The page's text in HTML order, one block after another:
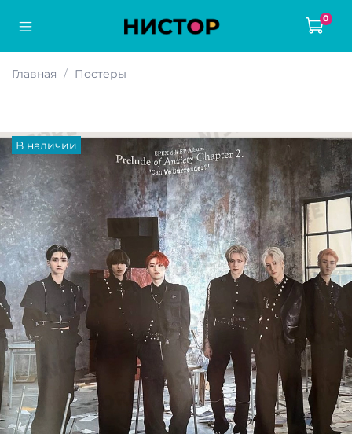
0
Главная Постеры
В наличии